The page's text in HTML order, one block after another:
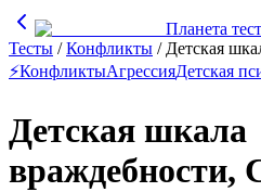
Планета
Тесты /Конфликты / Детская
⚡КонфликтыАгрессияДетская
Детская шкала
враждебности,